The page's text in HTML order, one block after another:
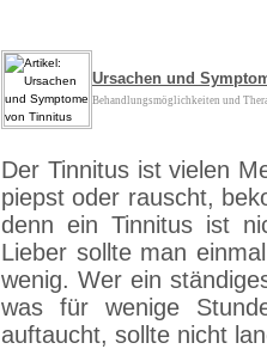
Ursachen und
Behandlungsmöglichkeiten und
Der Tinnitus ist vielen
piepst oder rauscht,
denn ein Tinnitus ist
Lieber sollte man
wenig. Wer ein
was für wenige
auftaucht, sollte nicht